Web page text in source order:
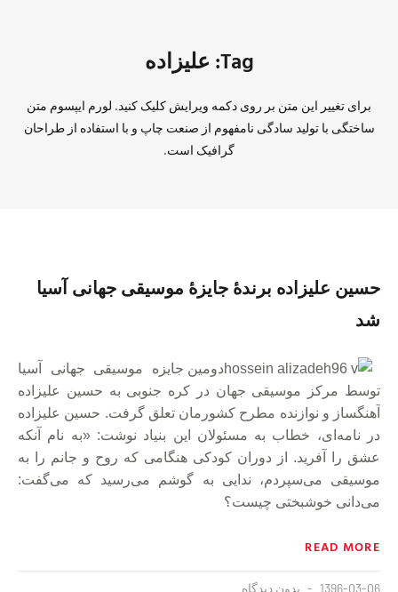
Tag: علیزاده
برای تغییر این متن بر روی دکمه ویرایش کلیک کنید. لورم ایپسوم متن
ساختگی با تولید سادگی نامفهوم از صنعت چاپ و با استفاده از طراحان
گرافیک است.
حسین علیزاده برندهٔ جایزهٔ موسیقی جهانی آسیا
شد
دومین جایزه موسیقی جهانی آسیا
توسط مرکز موسیقی جهان در کره جنوبی به حسین علیزاده
آهنگساز و نوازنده مطرح کشورمان تعلق گرفت. حسین علیزاده
در نامه‌ای، خطاب به مسئولان این بنیاد نوشت: «به نام آنکه
عشق را آفرید. از دوران کودکی هنگامی که روح و جانم را به
موسیقی می‌سپردم، ندایی به گوشم می‌رسید که می‌گفت:
می‌دانی خوشبختی چیست؟
READ MORE
1396-03-06 بدون دیدگاه